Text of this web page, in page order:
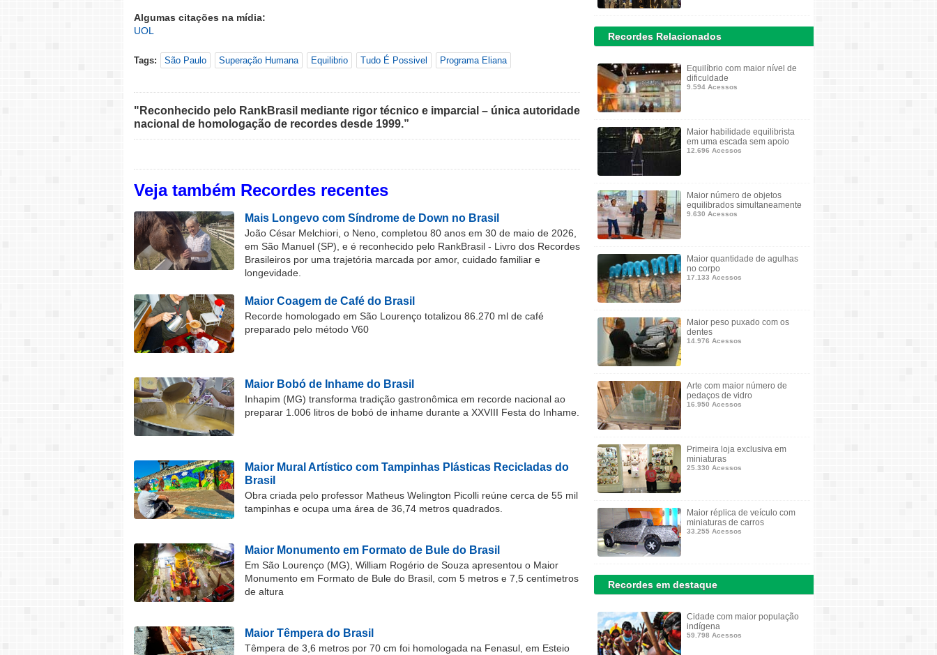
Algumas citações na mídia:
UOL
Tags: São Paulo Superação Humana Equilibrio Tudo É Possivel Programa Eliana
"Reconhecido pelo RankBrasil mediante rigor técnico e imparcial – única autoridade
nacional de homologação de recordes desde 1999.”
Veja também Recordes recentes
Mais Longevo com Síndrome de Down no Brasil
João César Melchiori, o Neno, completou 80 anos em 30 de maio de 2026,
em São Manuel (SP), e é reconhecido pelo RankBrasil - Livro dos Recordes
Brasileiros por uma trajetória marcada por amor, cuidado familiar e
longevidade.
Maior Coagem de Café do Brasil
Recorde homologado em São Lourenço totalizou 86.270 ml de café
preparado pelo método V60
Maior Bobó de Inhame do Brasil
Inhapim (MG) transforma tradição gastronômica em recorde nacional ao
preparar 1.006 litros de bobó de inhame durante a XXVIII Festa do Inhame.
Maior Mural Artístico com Tampinhas Plásticas Recicladas do
Brasil
Obra criada pelo professor Matheus Welington Picolli reúne cerca de 55 mil
tampinhas e ocupa uma área de 36,74 metros quadrados.
Maior Monumento em Formato de Bule do Brasil
Em São Lourenço (MG), William Rogério de Souza apresentou o Maior
Monumento em Formato de Bule do Brasil, com 5 metros e 7,5 centímetros
de altura
Maior Têmpera do Brasil
Têmpera de 3,6 metros por 70 cm foi homologada na Fenasul, em Esteio
Recordes Relacionados
Equilíbrio com maior nível de
dificuldade
9.594 Acessos
Maior habilidade equilibrista
em uma escada sem apoio
12.696 Acessos
Maior número de objetos
equilibrados simultaneamente
9.630 Acessos
Maior quantidade de agulhas
no corpo
17.133 Acessos
Maior peso puxado com os
dentes
14.976 Acessos
Arte com maior número de
pedaços de vidro
16.950 Acessos
Primeira loja exclusiva em
miniaturas
25.330 Acessos
Maior réplica de veículo com
miniaturas de carros
33.255 Acessos
Recordes em destaque
Cidade com maior população
indígena
59.798 Acessos